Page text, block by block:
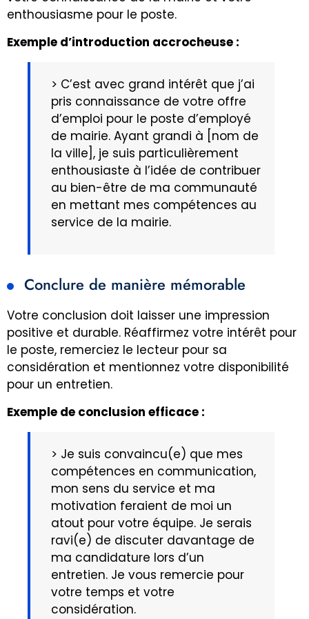
enthousiasme pour le poste.
Exemple d’introduction accrocheuse :
> C’est avec grand intérêt que j’ai
pris connaissance de votre offre
d’emploi pour le poste d’employé
de mairie. Ayant grandi à [nom de
la ville], je suis particulièrement
enthousiaste à l’idée de contribuer
au bien-être de ma communauté
en mettant mes compétences au
service de la mairie.
Conclure de manière mémorable
Votre conclusion doit laisser une impression
positive et durable. Réaffirmez votre intérêt pour
le poste, remerciez le lecteur pour sa
considération et mentionnez votre disponibilité
pour un entretien.
Exemple de conclusion efficace :
> Je suis convaincu(e) que mes
compétences en communication,
mon sens du service et ma
motivation feraient de moi un
atout pour votre équipe. Je serais
ravi(e) de discuter davantage de
ma candidature lors d’un
entretien. Je vous remercie pour
votre temps et votre
considération.